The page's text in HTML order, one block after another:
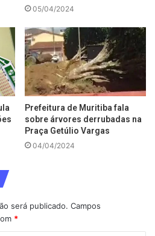
05/04/2024
Prefeitura de Muritiba fala
sobre árvores derrubadas na
Praça Getúlio Vargas
04/04/2024
será publicado. Campos
*